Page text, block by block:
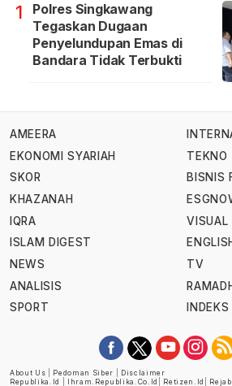
1
Polres Singkawang
Tegaskan Dugaan
Penyelundupan Emas di
Bandara Tidak Terbukti
AMEERA
EKONOMI SYARIAH
SKOR
KHAZANAH
IQRA
ISLAM DIGEST
NEWS
ANALISIS
SPORT
TEKNO
BISNIS
VISUAL
TV
INDEKS
About Us Pedoman Siber
Disclaimer
Republika.id
Ihram.republika.co.id Retizen.id